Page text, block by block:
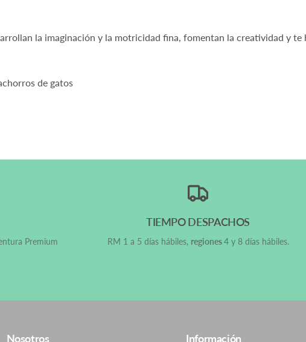
la imaginación y la motricidad fina, fomentan la creatividad y te
de gatos
Premium
TIEMPO DESPACHOS
RM 1 a 5 días hábiles, regiones4 y 8 días hábiles.
Nosotros Información